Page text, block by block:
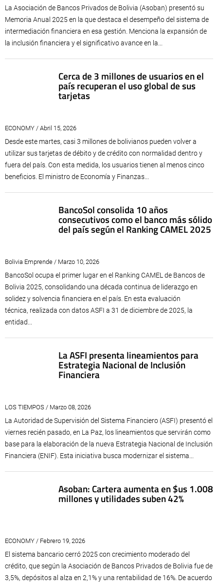
La Asociación de Bancos Privados de Bolivia (Asoban) presentó su
Memoria Anual 2025 en la que destaca el desempeño del sistema de
intermediación financiera en esa gestión. Menciona la expansión de
la inclusión financiera y el significativo avance en la...
Cerca de 3 millones de usuarios en el
país recuperan el uso global de sus
tarjetas
ECONOMY / Abril 15, 2026
Desde este martes, casi 3 millones de bolivianos pueden volver a
utilizar sus tarjetas de débito y de crédito con normalidad dentro y
fuera del país. Con esta medida, los usuarios tienen al menos cinco
beneficios. El ministro de Economía y Finanzas...
BancoSol consolida 10 años
consecutivos como el banco más sólido
del país según el Ranking CAMEL 2025
Bolivia Emprende / Marzo 10, 2026
BancoSol ocupa el primer lugar en el Ranking CAMEL de Bancos de
Bolivia 2025, consolidando una década continua de liderazgo en
solidez y solvencia financiera en el país. En esta evaluación
técnica, realizada con datos ASFI a 31 de diciembre de 2025, la
entidad...
La ASFI presenta lineamientos para
Estrategia Nacional de Inclusión
Financiera
LOS TIEMPOS / Marzo 08, 2026
La Autoridad de Supervisión del Sistema Financiero (ASFI) presentó el
viernes recién pasado, en La Paz, los lineamientos que servirán como
base para la elaboración de la nueva Estrategia Nacional de Inclusión
Financiera (ENIF). Esta iniciativa busca modernizar el sistema...
Asoban: Cartera aumenta en $us 1.008
millones y utilidades suben 42%
ECONOMY / Febrero 19, 2026
El sistema bancario cerró 2025 con crecimiento moderado del
crédito, que según la Asociación de Bancos Privados de Bolivia fue de
3,5%, depósitos al alza en 2,1% y una rentabilidad de 16%. De acuerdo